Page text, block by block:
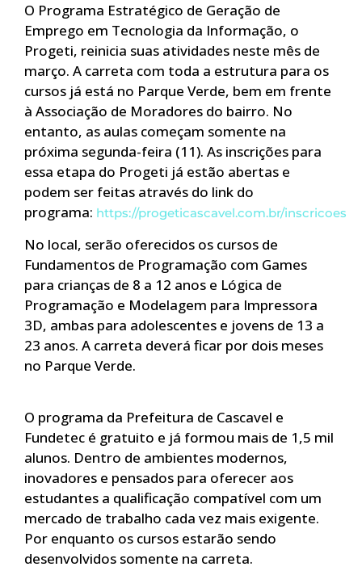
O Programa Estratégico de Geração de
Emprego em Tecnologia da Informação, o
Progeti, reinicia suas atividades neste mês de
março. A carreta com toda a estrutura para os
cursos já está no Parque Verde, bem em frente
à Associação de Moradores do bairro. No
entanto, as aulas começam somente na
próxima segunda-feira (11). As inscrições para
essa etapa do Progeti já estão abertas e
podem ser feitas através do link do
programa: https://progeticascavel.com.br/inscricoes
No local, serão oferecidos os cursos de
Fundamentos de Programação com Games
para crianças de 8 a 12 anos e Lógica de
Programação e Modelagem para Impressora
3D, ambas para adolescentes e jovens de 13 a
23 anos. A carreta deverá ficar por dois meses
no Parque Verde.
O programa da Prefeitura de Cascavel e
Fundetec é gratuito e já formou mais de 1,5 mil
alunos. Dentro de ambientes modernos,
inovadores e pensados para oferecer aos
estudantes a qualificação compatível com um
mercado de trabalho cada vez mais exigente.
Por enquanto os cursos estarão sendo
desenvolvidos somente na carreta.